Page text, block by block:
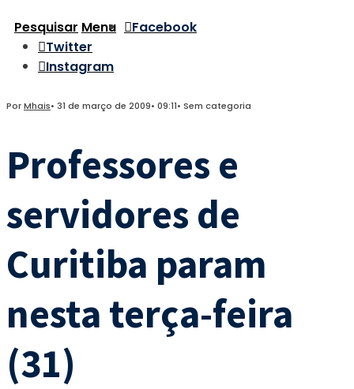
Pesquisar Menu
Facebook
Twitter
Instagram
PorMhais• 31 de março de 2009• 09:11• Sem categoria
Professores e
servidores de
Curitiba param
nesta terça-feira
(31)